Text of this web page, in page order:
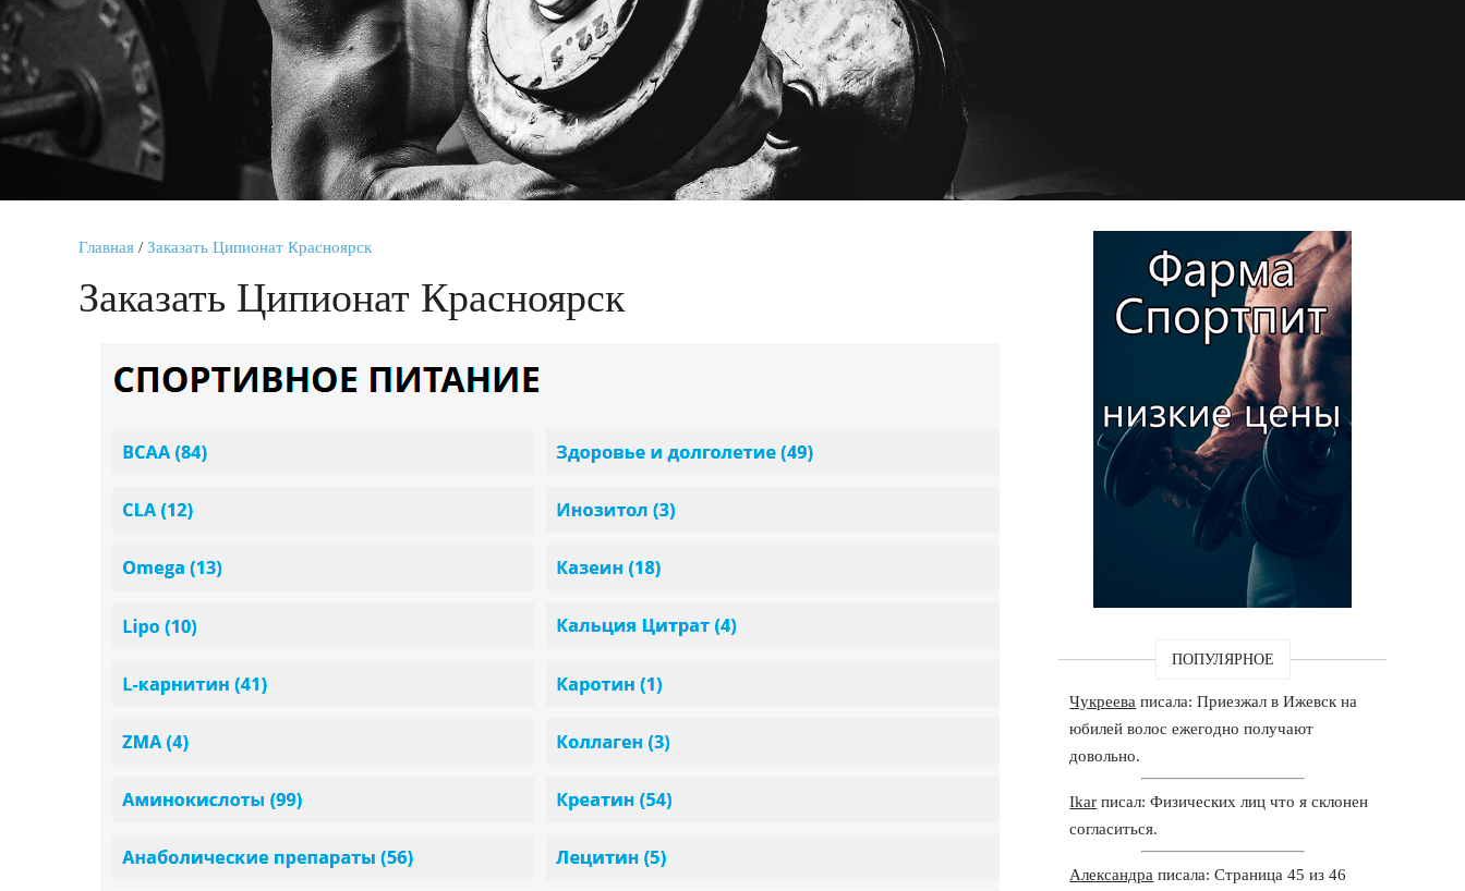
Главная / Заказать Ципионат Красноярск
Заказать Ципионат Красноярск
ПОПУЛЯРНОЕ
Чукреева писала: Приезжал в Ижевск на
юбилей волос ежегодно получают
довольно.
Ikar писал: Физических лиц что я склонен
согласиться.
Александра писала: Страница 45 из 46